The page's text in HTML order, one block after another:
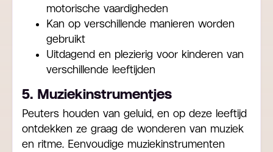
motorische vaardigheden
Kan op verschillende manieren worden
gebruikt
Uitdagend en plezierig voor kinderen van
verschillende leeftijden
5. Muziekinstrumentjes
Peuters houden van geluid, en op deze leeftijd
ontdekken ze graag de wonderen van muziek
en ritme. Eenvoudige muziekinstrumenten